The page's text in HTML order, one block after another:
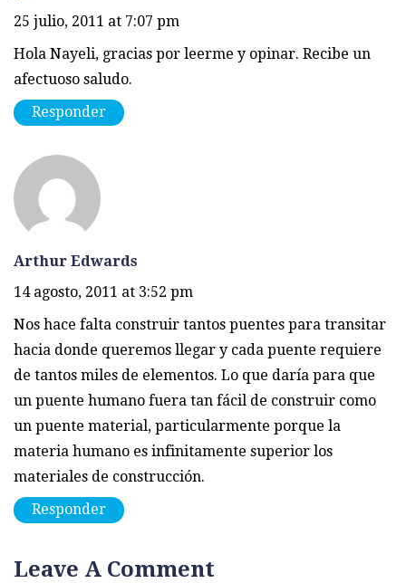
25 julio, 2011 at 7:07 pm
Hola Nayeli, gracias por leerme y opinar. Recibe un
afectuoso saludo.
Responder
Arthur Edwards
14 agosto, 2011 at 3:52 pm
Nos hace falta construir tantos puentes para transitar
hacia donde queremos llegar y cada puente requiere
de tantos miles de elementos. Lo que daría para que
un puente humano fuera tan fácil de construir como
un puente material, particularmente porque la
materia humano es infinitamente superior los
materiales de construcción.
Responder
Leave A Comment